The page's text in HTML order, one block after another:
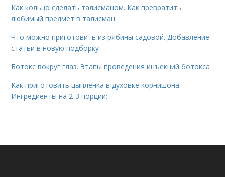
Как кольцо сделать талисманом. Как превратить
любимый предмет в талисман
Что можно приготовить из рябины садовой. Добавление
статьи в новую подборку
Ботокс вокруг глаз. Этапы проведения инъекций ботокса
Как приготовить цыпленка в духовке корнишона.
Ингредиенты на 2-3 порции: